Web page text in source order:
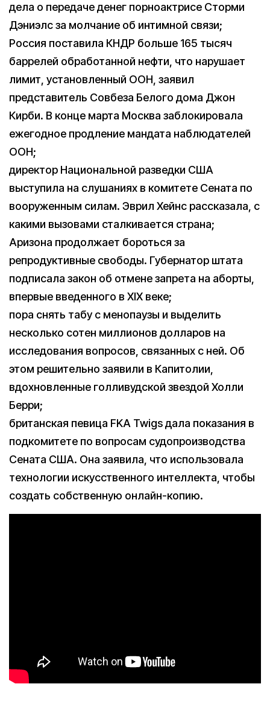
дела о передаче денег порноактрисе Сторми
Дэниэлс за молчание об интимной связи;
Россия поставила КНДР больше 165 тысяч
баррелей обработанной нефти, что нарушает
лимит, установленный ООН, заявил
представитель Совбеза Белого дома Джон
Кирби. В конце марта Москва заблокировала
ежегодное продление мандата наблюдателей
ООН;
директор Национальной разведки США
выступила на слушаниях в комитете Сената по
вооруженным силам. Эврил Хейнс рассказала, с
какими вызовами сталкивается страна;
Аризона продолжает бороться за
репродуктивные свободы. Губернатор штата
подписала закон об отмене запрета на аборты,
впервые введенного в XIX веке;
пора снять табу с менопаузы и выделить
несколько сотен миллионов долларов на
исследования вопросов, связанных с ней. Об
этом решительно заявили в Капитолии,
вдохновленные голливудской звездой Холли
Берри;
британская певица FKA Twigs дала показания в
подкомитете по вопросам судопроизводства
Сената США. Она заявила, что использовала
технологии искусственного интеллекта, чтобы
создать собственную онлайн-копию.